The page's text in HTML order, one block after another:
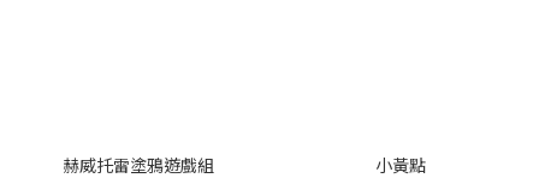
赫威托雷塗鴉遊戲組 小黃點